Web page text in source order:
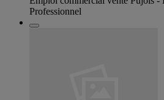
Professionnel